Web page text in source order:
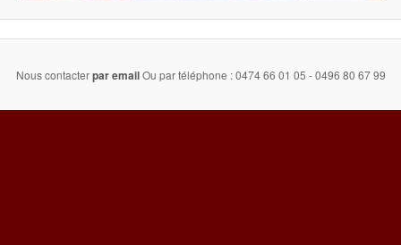
Nous contacterpar emailOu par téléphone : 0474 66 01 05 - 0496 80 67 99